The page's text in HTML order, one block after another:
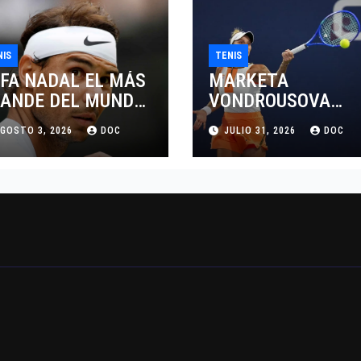
NADAL EL MÁS
DEL MUNDO
TENIS
3, 2026 DOC
TENIS
MARKETA
VONDROUSOVA
SANCIONADA POR
CUATRO AÑOS
JULIO 31, 2026 DOC